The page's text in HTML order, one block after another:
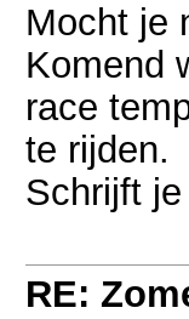
Mocht je
Komend
race
te rijden.
Schrijft je
RE: